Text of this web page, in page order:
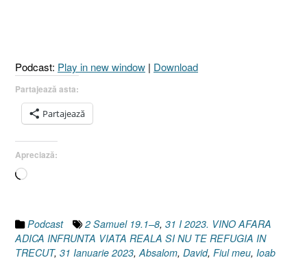
ȘI
Podcast: Play in new window | Download
Partajează asta:
Partajează
Apreciază:
Încarc...
Podcast 2 Samuel 19.1–8, 31 I 2023. VINO AFARA
ADICA INFRUNTA VIATA REALA SI NU TE REFUGIA IN
TRECUT, 31 Ianuarie 2023, Absalom, David, Fiul meu, Ioab